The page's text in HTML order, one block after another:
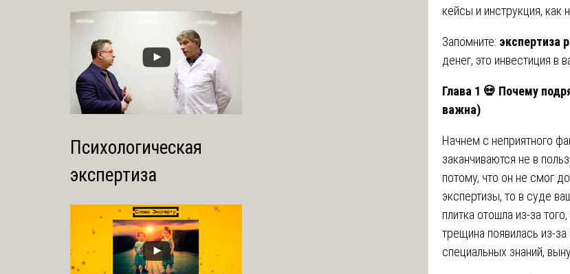
кейсы и инструкция, как
Запомните: экспертиза
денег, это инвестиция
Глава 1 💀 Почему
важна)
Начнем с неприятного
заканчиваются не в
потому, что он не смог
экспертизы, то в суде
плитка отошла из-за
трещина появилась из-
специальных знаний,
Психологическая
экспертиза